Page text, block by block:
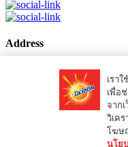
Address
2535 ชั้น 11 ถนน สุขุมวิท
เขตพระโขนง กรุงเทพฯ
© 2018 Ovaltine Thailand
เรา
เพื่อ
จาก
วิเค
โฆษ
นโย